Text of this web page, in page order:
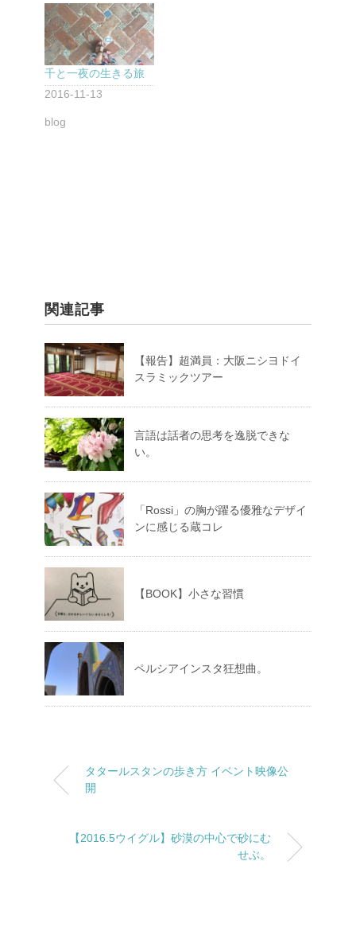
千と一夜の生きる旅
2016-11-13
blog
関連記事
【報告】超満員：大阪ニシヨドイ
スラミックツアー
言語は話者の思考を逸脱できな
い。
「Rossi」の胸が躍る優雅なデザイ
ンに感じる蔵コレ
【BOOK】小さな習慣
ペルシアインスタ狂想曲。
タタールスタンの歩き方 イベント映像公
開
【2016.5ウイグル】砂漠の中心で砂にむ
せぶ。